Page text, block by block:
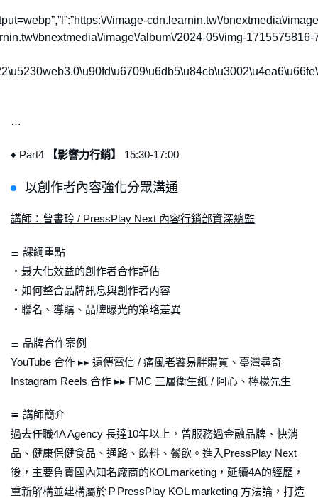
\/image-cdn.learnin.tw\/
image\/album\/2024-05\/img-
…
♦ Part4 【影響力行銷】 15:30-17:00
以創作者內容強化分眾溝通
講師：曾書玲 / PressPlay Next 內容行銷部資深總監
≣ 課綱重點
・最大化效益的創作者合作評估
・如何整合品牌訊息與創作者內容
・聯名、導購、品牌曝光的策略差異
≣ 品牌合作案例
YouTube 合作 ▸▸ 遠傳電信 / 痛風老饕易胖體質、臺灣尋奇
Instagram Reels 合作 ▸▸ FMC 三層衛生紙 / 阿心、檸檬先生
≣ 講師簡介
過去任職4A Agency 長達10年以上，曾服務過金融品牌、快消
品、健康保健食品、通路、飲料、餐飲。進入PressPlay Next
後，主要負責國內知名廠商的KOLmarketing，延續4A的經歷，
重新解構並建構屬於ＰPressPlay KOL marketing 方法論，打造